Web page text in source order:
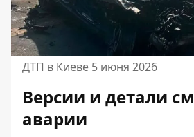
ДТП в Киеве 5 июня 2026
Версии и детали
аварии